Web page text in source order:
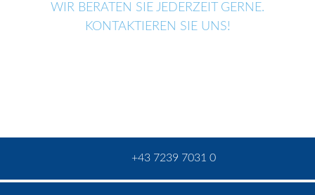
WIR BERATEN SIE JEDERZEIT GERNE.
KONTAKTIEREN SIE UNS!
+43 7239 7031 0